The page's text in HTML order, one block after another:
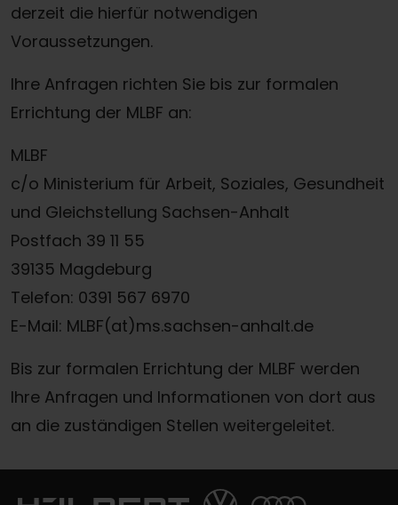
derzeit die hierfür notwendigen
Voraussetzungen.
Ihre Anfragen richten Sie bis zur formalen
Errichtung der MLBF an:
MLBF
c/o Ministerium für Arbeit, Soziales, Gesundheit
und Gleichstellung Sachsen-Anhalt
Postfach 39 11 55
39135 Magdeburg
Telefon: 0391 567 6970
E-​Mail: MLBF(at)ms.sachsen-​anhalt.de
Bis zur formalen Errichtung der MLBF werden
Ihre Anfragen und Informationen von dort aus
an die zuständigen Stellen weitergeleitet.